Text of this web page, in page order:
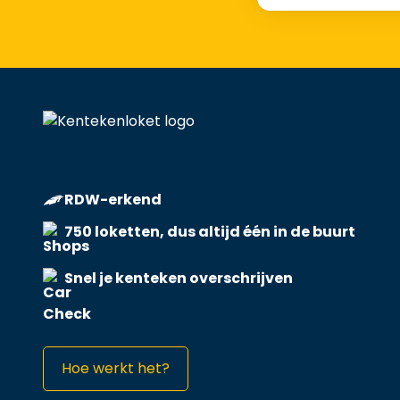
RDW-erkend
750 loketten, dus altijd één in de buurt
Snel je kenteken overschrijven
Hoe werkt het?